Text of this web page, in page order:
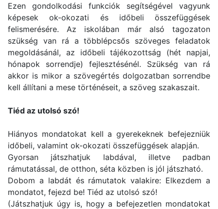
Ezen gondolkodási funkciók segítségével vagyunk
képesek ok-okozati és időbeli összefüggések
felismerésére. Az iskolában már alsó tagozaton
szükség van rá a többlépcsős szöveges feladatok
megoldásánál, az időbeli tájékozottság (hét napjai,
hónapok sorrendje) fejlesztésénél. Szükség van rá
akkor is mikor a szövegértés dolgozatban sorrendbe
kell állítani a mese történéseit, a szöveg szakaszait.
Tiéd az utolsó szó!
Hiányos mondatokat kell a gyerekeknek befejezniük
időbeli, valamint ok-okozati összefüggések alapján.
Gyorsan játszhatjuk labdával, illetve padban
rámutatással, de otthon, séta közben is jól játszható.
Dobom a labdát és rámutatok valakire: Elkezdem a
mondatot, fejezd be! Tiéd az utolsó szó!
(Játszhatjuk úgy is, hogy a befejezetlen mondatokat